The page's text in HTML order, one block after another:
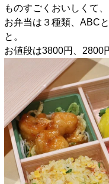
ものすごくおいしくて
お弁当は３種類、ABC
と。
お値段は3800円、2800